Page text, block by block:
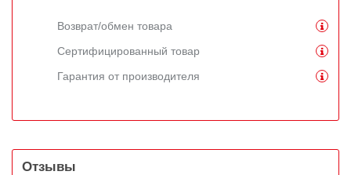
Возврат/обмен товара
Сертифицированный товар
Гарантия от производителя
Отзывы